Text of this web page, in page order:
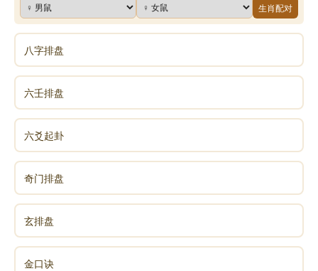
秦朝宦官赵高搞得民不聊生，怨声哀道，最终被秦
三世子婴设计杀掉，诛灭三族。
象曰：无号之凶，终不可长也。
无号之凶：遭遇困境，完全不需要跪地求饶，大呼
小叫。
终不可长也：小人最终难逃凶险，不会持续太久；
也就是《增广贤文》中的那一句：但将冷眼观螃蟹，看
你横行到几时。
夬卦告诉我们果断决策的道理：
生肖配对
八字排盘
六壬排盘
六爻起卦
奇门排盘
玄排盘
金口诀